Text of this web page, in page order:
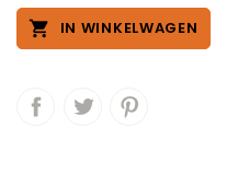
 IN WINKELWAGEN